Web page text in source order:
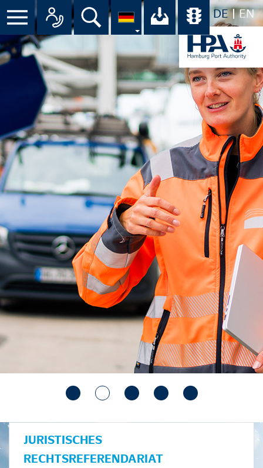
DE EN
Suche Ihr Download-
JURISTISCHES
RECHTSREFERENDARIAT